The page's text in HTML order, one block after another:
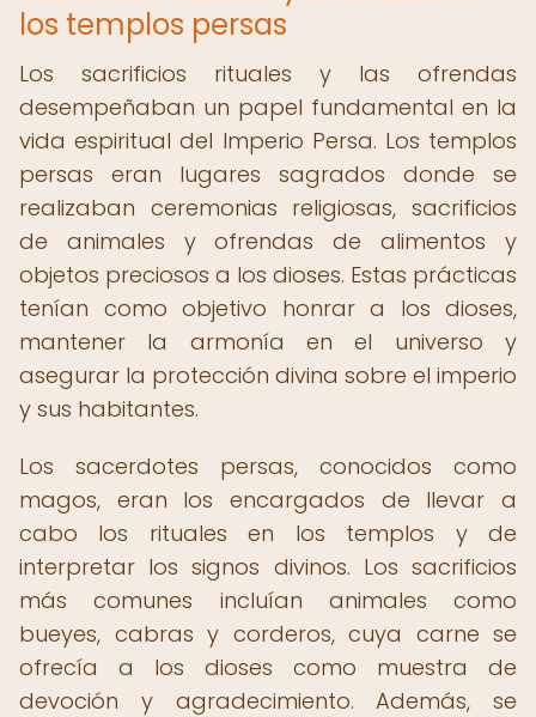
los templos persas
Los sacrificios rituales y las ofrendas
desempeñaban un papel fundamental en la
vida espiritual del Imperio Persa. Los templos
persas eran lugares sagrados donde se
realizaban ceremonias religiosas, sacrificios
de animales y ofrendas de alimentos y
objetos preciosos a los dioses. Estas prácticas
tenían como objetivo honrar a los dioses,
mantener la armonía en el universo y
asegurar la protección divina sobre el imperio
y sus habitantes.
Los sacerdotes persas, conocidos como
magos, eran los encargados de llevar a
cabo los rituales en los templos y de
interpretar los signos divinos. Los sacrificios
más comunes incluían animales como
bueyes, cabras y corderos, cuya carne se
ofrecía a los dioses como muestra de
devoción y agradecimiento. Además, se